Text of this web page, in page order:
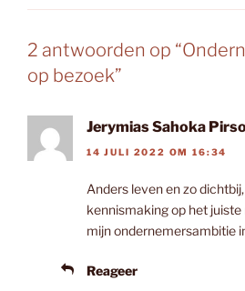
2 antwoorden op
op bezoek”
Jerymias Sahoka
14 JULI 2022 OM 16:34
Anders leven en zo
kennismaking op het
mijn ondernemersambitie
Reageer